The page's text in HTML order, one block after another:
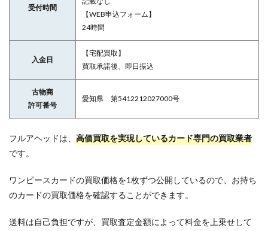
受付時間
【WEB申込フォーム】
24時間
入金日
【宅配買取】
買取承諾後、即日振込
古物商
許可番号
愛知県 第5412212027000号
フルアヘッドは、 高価買取を実現しているカード専門の買取業者
です。
ワンピースカードの買取価格を1枚ずつ公開しているので、お持ち
のカードの買取価格を確認することができます。
送料は自己負担ですが、買取査定金額によって料金を上乗せして